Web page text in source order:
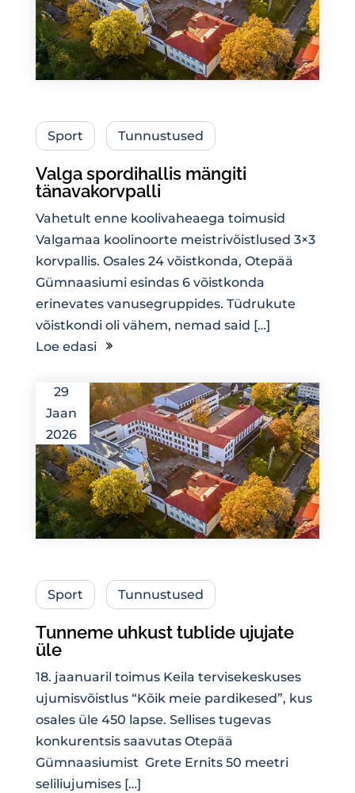
Sport Tunnustused
Valga spordihallis mängiti
tänavakorvpalli
Vahetult enne koolivaheaega toimusid
Valgamaa koolinoorte meistrivõistlused 3×3
korvpallis. Osales 24 võistkonda, Otepää
Gümnaasiumi esindas 6 võistkonda
erinevates vanusegruppides. Tüdrukute
võistkondi oli vähem, nemad said […]
Loe edasi
29
Jaan
2026
Sport Tunnustused
Tunneme uhkust tublide ujujate
üle
18. jaanuaril toimus Keila tervisekeskuses
ujumisvõistlus “Kõik meie pardikesed”, kus
osales üle 450 lapse. Sellises tugevas
konkurentsis saavutas Otepää
Gümnaasiumist Grete Ernits 50 meetri
seliliujumises […]